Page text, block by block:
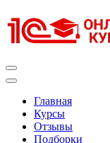
к
содержимому
Главная
Курсы
Отзывы
Подборки